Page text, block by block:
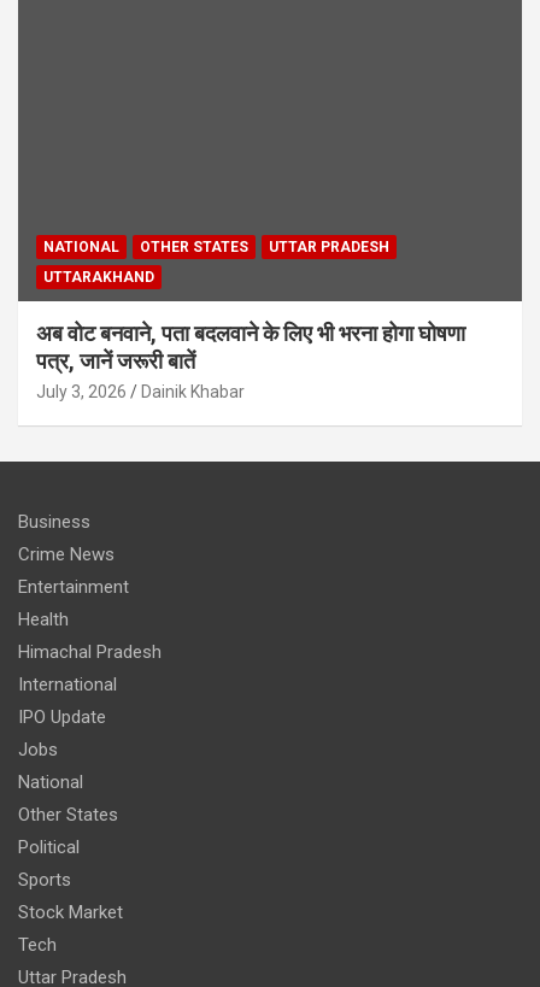
NATIONAL OTHER STATES
UTTAR PRADESH
UTTARAKHAND
अब वोट बनवाने, पता बदलवाने के लिए भी भरना होगा घोषणा
पत्र, जानें जरूरी बातें
July 3, 2026 Dainik Khabar
Business
Crime News
Entertainment
Health
Himachal Pradesh
International
IPO Update
Jobs
National
Other States
Political
Sports
Stock Market
Tech
Uttar Pradesh